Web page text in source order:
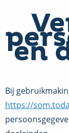
en
Bij
https://